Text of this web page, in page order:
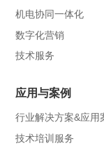
机电协同一体化
数字化营销
技术服务
应用与案例
行业解决方案&应用
技术培训服务